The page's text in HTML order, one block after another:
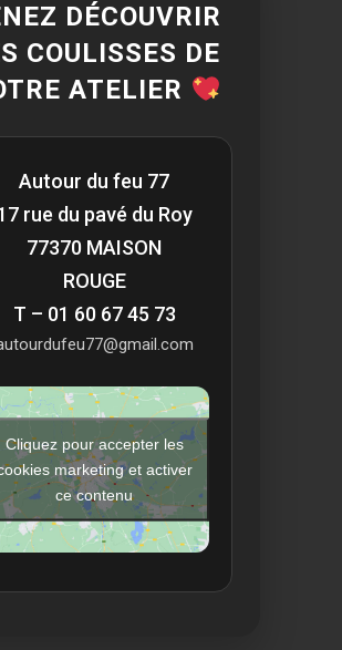
DÉCOUVRIR
COULISSES DE
ATELIER
Autour du feu 77
rue du pavé du Roy
77370 MAISON
ROUGE
T – 01 60 67 45 73
Cliquez pour accepter les
marketing et activer
ce contenu